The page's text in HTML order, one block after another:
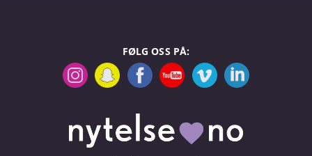
FØLG OSS PÅ: